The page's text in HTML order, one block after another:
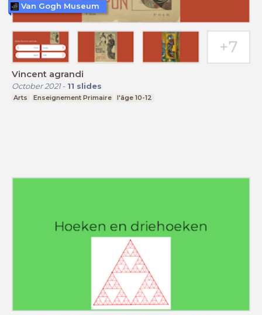
Vincent agrandi
October 2021- 11 slides
Arts Enseignement Primaire l'âge 10-12
Van Gogh Museum